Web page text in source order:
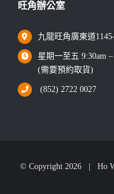
旺角辦公室
九龍旺角廣東道
星期一至五 9:30am
(需要預約取貨)
(852) 2722 0027
© Copyright 2026 | Ho